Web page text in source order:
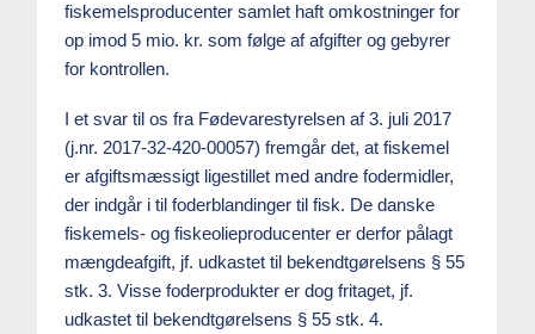
fiskemelsproducenter samlet haft omkostninger for
op imod 5 mio. kr. som følge af afgifter og gebyrer
for kontrollen.
I et svar til os fra Fødevarestyrelsen af 3. juli 2017
(j.nr. 2017-32-420-00057) fremgår det, at fiskemel
er afgiftsmæssigt ligestillet med andre fodermidler,
der indgår i til foderblandinger til fisk. De danske
fiskemels- og fiskeolieproducenter er derfor pålagt
mængdeafgift, jf. udkastet til bekendtgørelsens § 55
stk. 3. Visse foderprodukter er dog fritaget, jf.
udkastet til bekendtgørelsens § 55 stk. 4.